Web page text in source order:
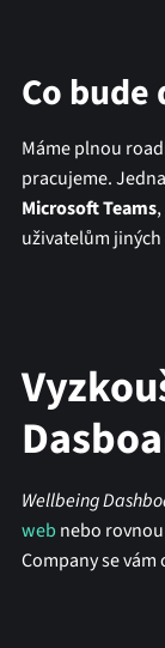
Co bude
Máme plnou
pracujeme.
Microsoft Teams
uživatelům
Wellbeing
web nebo rovnou
Company se